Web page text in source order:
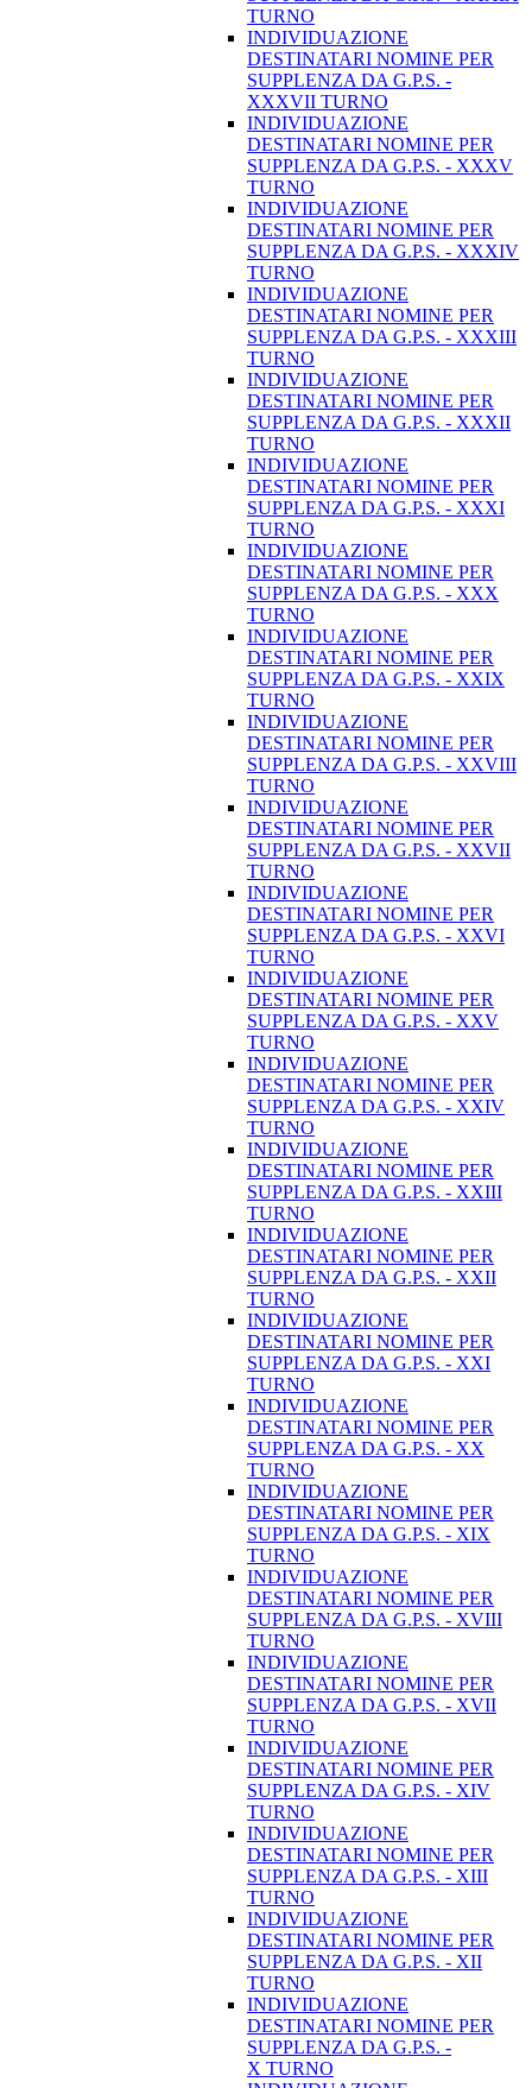
TURNO
INDIVIDUAZIONE
DESTINATARI NOMINE PER
SUPPLENZA DA G.P.S. -
XXXVII TURNO
INDIVIDUAZIONE
DESTINATARI NOMINE PER
SUPPLENZA DA G.P.S. - XXXV
TURNO
INDIVIDUAZIONE
DESTINATARI NOMINE PER
SUPPLENZA DA G.P.S. - XXXIV
TURNO
INDIVIDUAZIONE
DESTINATARI NOMINE PER
SUPPLENZA DA G.P.S. - XXXIII
TURNO
INDIVIDUAZIONE
DESTINATARI NOMINE PER
SUPPLENZA DA G.P.S. - XXXII
TURNO
INDIVIDUAZIONE
DESTINATARI NOMINE PER
SUPPLENZA DA G.P.S. - XXXI
TURNO
INDIVIDUAZIONE
DESTINATARI NOMINE PER
SUPPLENZA DA G.P.S. - XXX
TURNO
INDIVIDUAZIONE
DESTINATARI NOMINE PER
SUPPLENZA DA G.P.S. - XXIX
TURNO
INDIVIDUAZIONE
DESTINATARI NOMINE PER
SUPPLENZA DA G.P.S. - XXVIII
TURNO
INDIVIDUAZIONE
DESTINATARI NOMINE PER
SUPPLENZA DA G.P.S. - XXVII
TURNO
INDIVIDUAZIONE
DESTINATARI NOMINE PER
SUPPLENZA DA G.P.S. - XXVI
TURNO
INDIVIDUAZIONE
DESTINATARI NOMINE PER
SUPPLENZA DA G.P.S. - XXV
TURNO
INDIVIDUAZIONE
DESTINATARI NOMINE PER
SUPPLENZA DA G.P.S. - XXIV
TURNO
INDIVIDUAZIONE
DESTINATARI NOMINE PER
SUPPLENZA DA G.P.S. - XXIII
TURNO
INDIVIDUAZIONE
DESTINATARI NOMINE PER
SUPPLENZA DA G.P.S. - XXII
TURNO
INDIVIDUAZIONE
DESTINATARI NOMINE PER
SUPPLENZA DA G.P.S. - XXI
TURNO
INDIVIDUAZIONE
DESTINATARI NOMINE PER
SUPPLENZA DA G.P.S. - XX
TURNO
INDIVIDUAZIONE
DESTINATARI NOMINE PER
SUPPLENZA DA G.P.S. - XIX
TURNO
INDIVIDUAZIONE
DESTINATARI NOMINE PER
SUPPLENZA DA G.P.S. - XVIII
TURNO
INDIVIDUAZIONE
DESTINATARI NOMINE PER
SUPPLENZA DA G.P.S. - XVII
TURNO
INDIVIDUAZIONE
DESTINATARI NOMINE PER
SUPPLENZA DA G.P.S. - XIV
TURNO
INDIVIDUAZIONE
DESTINATARI NOMINE PER
SUPPLENZA DA G.P.S. - XIII
TURNO
INDIVIDUAZIONE
DESTINATARI NOMINE PER
SUPPLENZA DA G.P.S. - XII
TURNO
INDIVIDUAZIONE
DESTINATARI NOMINE PER
SUPPLENZA DA G.P.S. -
X TURNO